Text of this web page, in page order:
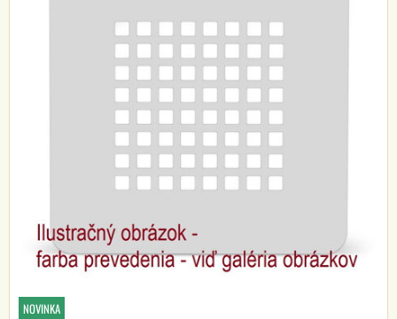
NOVINKA